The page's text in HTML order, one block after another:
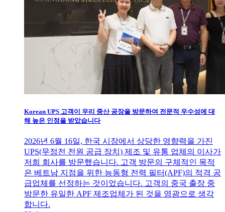
Korean UPS 고객이 우리 중산 공장을 방문하여 전문적 우수성에 대
해 높은 인정을 받았습니다
2026년 6월 16일, 한국 시장에서 상당한 영향력을 가진
UPS(무정전 전원 공급 장치) 제조 및 유통 업체의 이사가
저희 회사를 방문했습니다. 고객 방문의 구체적인 목적
은 베트남 지점을 위한 능동형 전력 필터(APF)의 적격 공
급업체를 선정하는 것이었습니다. 고객의 중국 출장 중
방문한 유일한 APF 제조업체가 된 것을 영광으로 생각
합니다.